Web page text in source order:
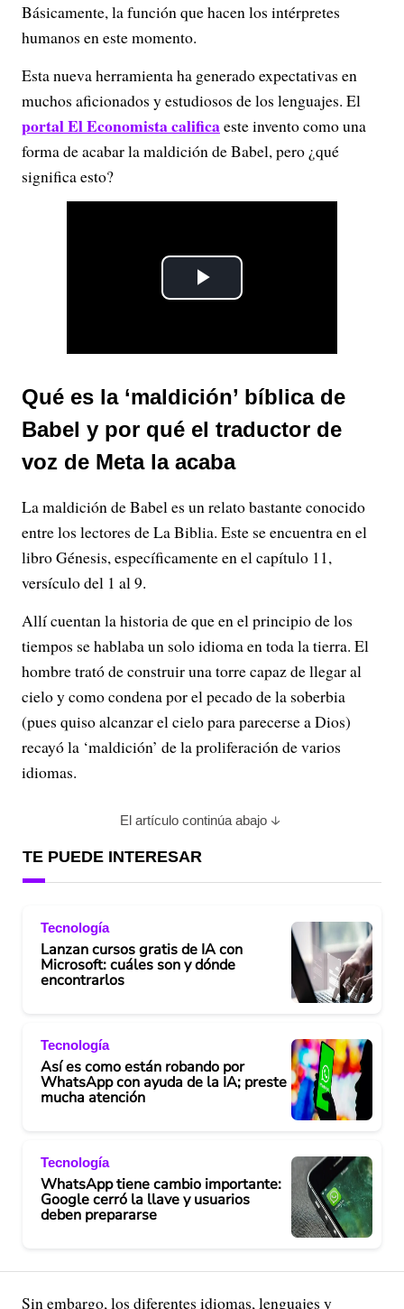
Básicamente, la función que hacen los intérpretes
humanos en este momento.
Esta nueva herramienta ha generado expectativas en
muchos aficionados y estudiosos de los lenguajes. El
portal El Economista calificaeste invento como una
forma de acabar la maldición de Babel, pero ¿qué
significa esto?
P
y
V
i
d
o
Qué es la ‘maldición’ bíblica de
Babel y por qué el traductor de
voz de Meta la acaba
La maldición de Babel es un relato bastante conocido
entre los lectores de La Biblia. Este se encuentra en el
libro Génesis, específicamente en el capítulo 11,
versículo del 1 al 9.
Allí cuentan la historia de que en el principio de los
tiempos se hablaba un solo idioma en toda la tierra. El
hombre trató de construir una torre capaz de llegar al
cielo y como condena por el pecado de la soberbia
(pues quiso alcanzar el cielo para parecerse a Dios)
recayó la ‘maldición’ de la proliferación de varios
idiomas.
El artículo continúa abajo
TE PUEDE INTERESAR
Tecnología
Lanzan cursos gratis de IA con
Microsoft: cuáles son y dónde
encontrarlos
Tecnología
Así es como están robando por
WhatsApp con ayuda de la IA; preste
mucha atención
Tecnología
WhatsApp tiene cambio importante:
Google cerró la llave y usuarios
deben prepararse
Sin embargo, los diferentes idiomas, lenguajes y